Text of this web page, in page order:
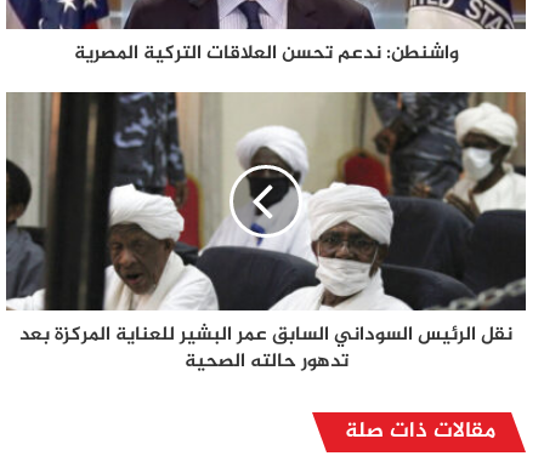
واشنطن: ندعم تحسن العلاقات التركية المصرية
نقل الرئيس السوداني السابق عمر البشير للعناية المركزة بعد
تدهور حالته الصحية
مقالات ذات صلة